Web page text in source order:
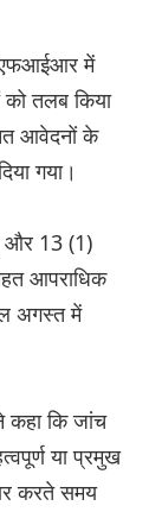
एफआईआर में
को तलब किया
आवेदनों के
गया।
और 13 (1)
आपराधिक
अगस्त में
कहा कि जांच
या प्रमुख
करते समय